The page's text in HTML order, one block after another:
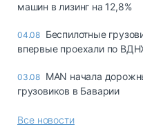
машин в лизинг на 12,8%
04.08 Беспилотные
впервые проехали по
03.08 MAN начала
грузовиков в Баварии
Все новости